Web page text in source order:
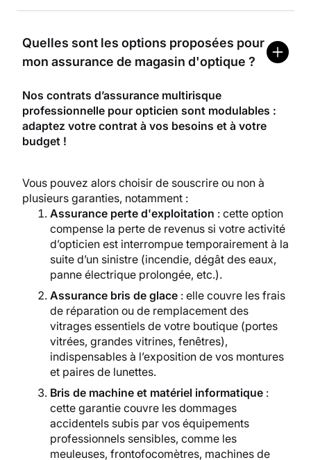
Quelles sont les options proposées pour
mon assurance de magasin d'optique ?
Nos contrats d’assurance multirisque
professionnelle pour opticien sont modulables :
adaptez votre contrat à vos besoins et à votre
budget !
Vous pouvez alors choisir de souscrire ou non à
plusieurs garanties, notamment :
Assurance perte d'exploitation : cette option
compense la perte de revenus si votre activité
d’opticien est interrompue temporairement à la
suite d’un sinistre (incendie, dégât des eaux,
panne électrique prolongée, etc.).
Assurance bris de glace : elle couvre les frais
de réparation ou de remplacement des
vitrages essentiels de votre boutique (portes
vitrées, grandes vitrines, fenêtres),
indispensables à l’exposition de vos montures
et paires de lunettes.
Bris de machine et matériel informatique :
cette garantie couvre les dommages
accidentels subis par vos équipements
professionnels sensibles, comme les
meuleuses, frontofocomètres, machines de